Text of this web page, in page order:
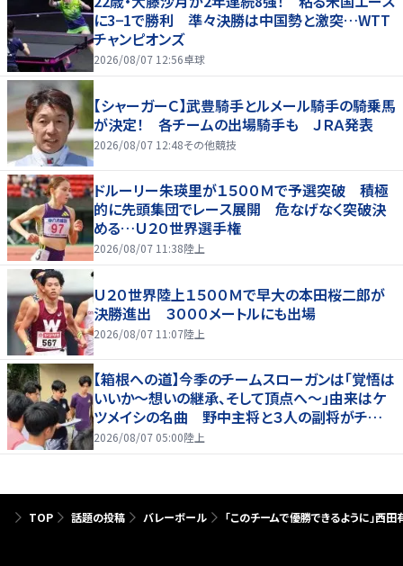
に3−1で勝利 準々決勝は中国勢と激突…WTT
チャンピオンズ
2026/08/07 12:56卓球
【シャーガーＣ】武豊騎手とルメール騎手の騎乗馬
が決定！ 各チームの出場騎手も ＪＲＡ発表
2026/08/07 12:48その他競技
ドルーリー朱瑛里が１５００Ｍで予選突破 積極
的に先頭集団でレース展開 危なげなく突破決
める…Ｕ２０世界選手権
2026/08/07 11:38陸上
Ｕ２０世界陸上１５００Ｍで早大の本田桜二郎が
決勝進出 ３０００メートルにも出場
2026/08/07 11:07陸上
【箱根への道】今季のチームスローガンは「覚悟は
いいか～想いの継承、そして頂点へ～」由来はケ
ツメイシの名曲 野中主将と３人の副将がチーム
を引っ張る…夏合宿特集第１弾、国学院大
2026/08/07 05:00陸上
TOP 話題の投稿 バレーボール 「このチームで優勝できるように」西